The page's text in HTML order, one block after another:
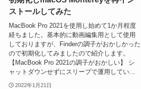
ストールしてみた
MacBook Pro 2021を使用し始めて1か月程度
経ちました。基本的に動画編集用として使用
しておりますが、Finderの調子がおかしかった
ので初期化してみましたので紹介します。
【MacBook Pro 2021の調子がおかしい】 シ
ャットダウンせずにスリープで運用してい...
2022年1月21日